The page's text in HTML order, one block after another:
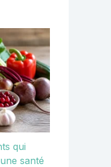
qui
santé